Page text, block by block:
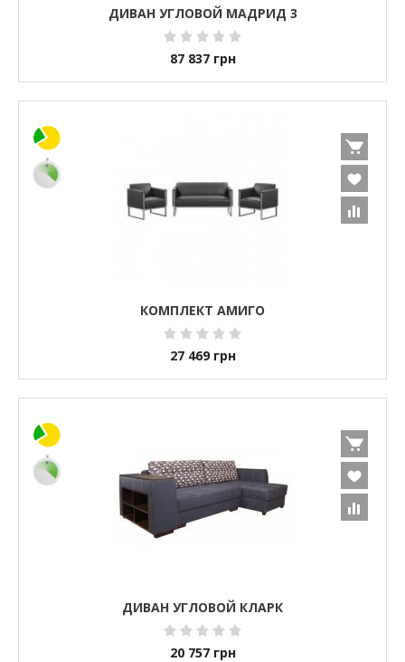
ДИВАН УГЛОВОЙ МАДРИД 3
87 837 грн
КОМПЛЕКТ АМИГО
27 469 грн
ДИВАН УГЛОВОЙ КЛАРК
20 757 грн